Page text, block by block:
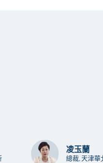
凌玉蘭
總裁, 天津華